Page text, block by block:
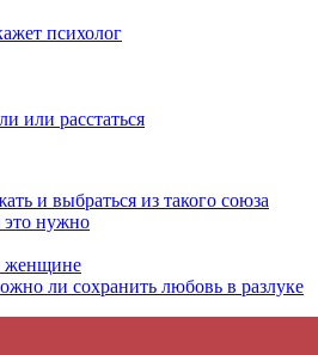
психолог
или расстаться
и выбраться из такого союза
это нужно
женщине
ли сохранить любовь в разлуке